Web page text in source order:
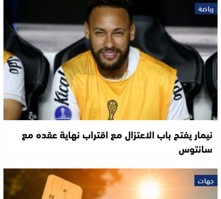
رياضة
نيمار يفتح باب الاعتزال مع اقتراب نهاية عقده مع
سانتوس
جهات